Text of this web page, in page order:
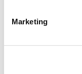
Marketing